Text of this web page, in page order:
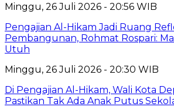
Minggu, 26 Juli 2026 - 20:56 WIB
Pengajian Al-Hikam Jadi Ruang
Pembangunan, Rohmat Rospari:
Utuh
Minggu, 26 Juli 2026 - 20:30 WIB
Di Pengajian Al-Hikam, Wali Kota
Pastikan Tak Ada Anak Putus